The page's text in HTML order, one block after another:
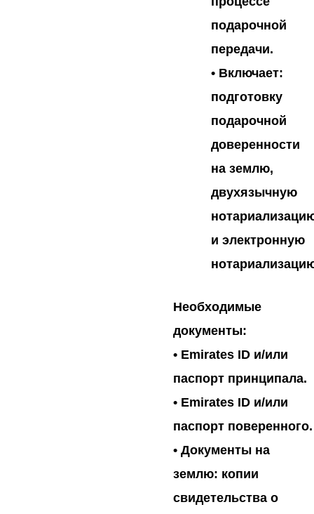
подарочной
передачи.
• Включает:
подготовку
подарочной
доверенности
на землю,
двухязычную
и электронную
Необходимые
документы:
• Emirates ID и/или
паспорт принципала.
• Emirates ID и/или
паспорт поверенного.
• Документы на
землю: копии
свидетельства о